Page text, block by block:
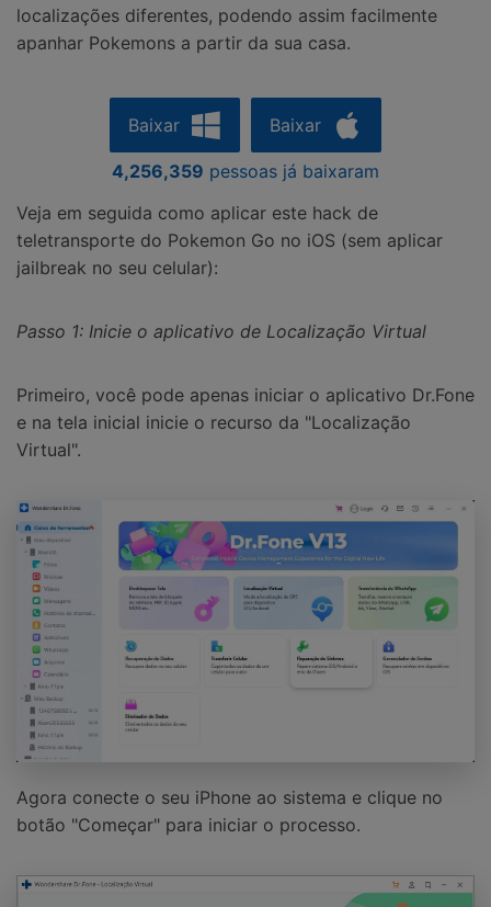
localizações diferentes, podendo assim facilmente
apanhar Pokemons a partir da sua casa.
Baixar Baixar
4,256,359 pessoas já baixaram
Veja em seguida como aplicar este hack de
teletransporte do Pokemon Go no iOS (sem aplicar
jailbreak no seu celular):
Passo 1: Inicie o aplicativo de Localização Virtual
Primeiro, você pode apenas iniciar o aplicativo Dr.Fone
e na tela inicial inicie o recurso da "Localização
Virtual".
Agora conecte o seu iPhone ao sistema e clique no
botão "Começar" para iniciar o processo.